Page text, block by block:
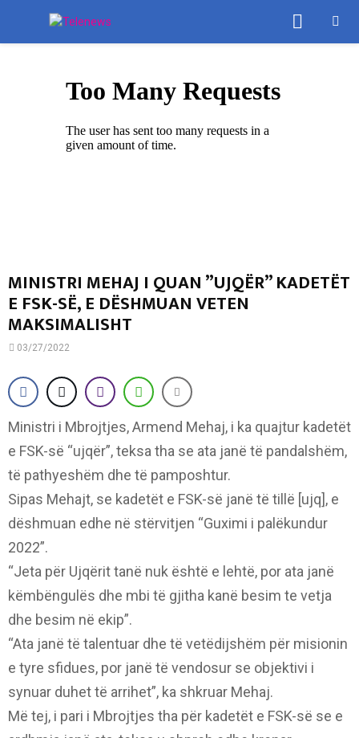
MINISTRI MEHAJ I QUAN ”UJQËR” KADETËT
E FSK-SË, E DËSHMUAN VETEN
MAKSIMALISHT
03/27/2022
Ministri i Mbrojtjes, Armend Mehaj, i ka quajtur kadetët
e FSK-së “ujqër”, teksa tha se ata janë të pandalshëm,
të pathyeshëm dhe të pamposhtur.
Sipas Mehajt, se kadetët e FSK-së janë të tillë [ujq], e
dëshmuan edhe në stërvitjen “Guximi i palëkundur
2022”.
“Jeta për Ujqërit tanë nuk është e lehtë, por ata janë
këmbëngulës dhe mbi të gjitha kanë besim te vetja
dhe besim në ekip”.
“Ata janë të talentuar dhe të vetëdijshëm për misionin
e tyre sfidues, por janë të vendosur se objektivi i
synuar duhet të arrihet”, ka shkruar Mehaj.
Më tej, i pari i Mbrojtjes tha për kadetët e FSK-së se e